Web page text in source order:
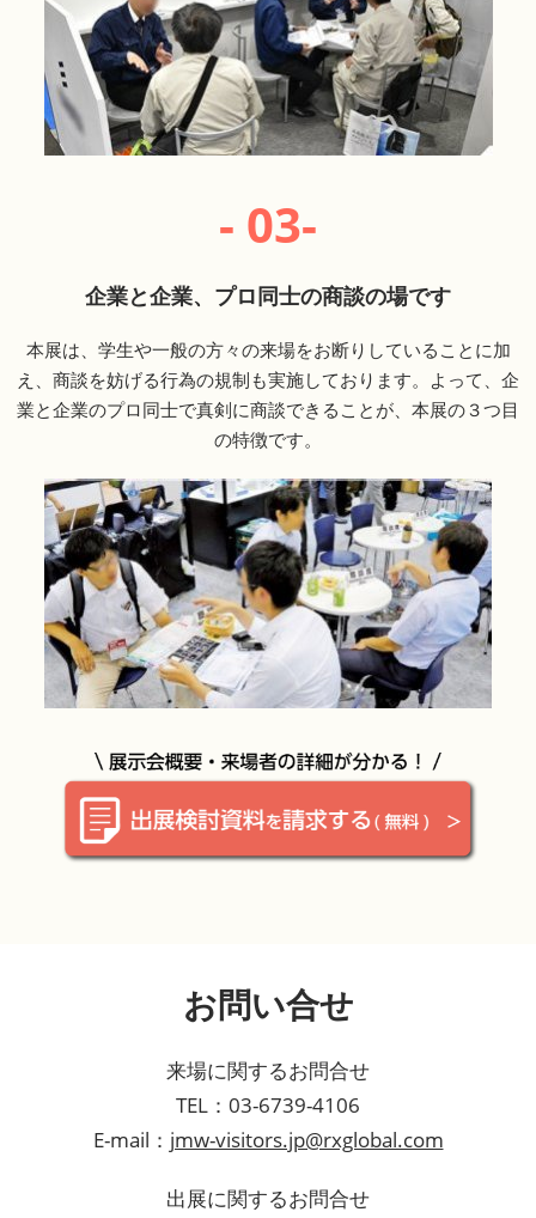
- 03-
企業と企業、プロ同士の商談の場です
本展は、学生や一般の方々の来場をお断りしていることに加
え、商談を妨げる行為の規制も実施しております。よって、企
業と企業のプロ同士で真剣に商談できることが、本展の３つ目
の特徴です。
お問い合せ
来場に関するお問合せ
TEL：03-6739-4106
E-mail： jmw-visitors.jp@rxglobal.com
出展に関するお問合せ